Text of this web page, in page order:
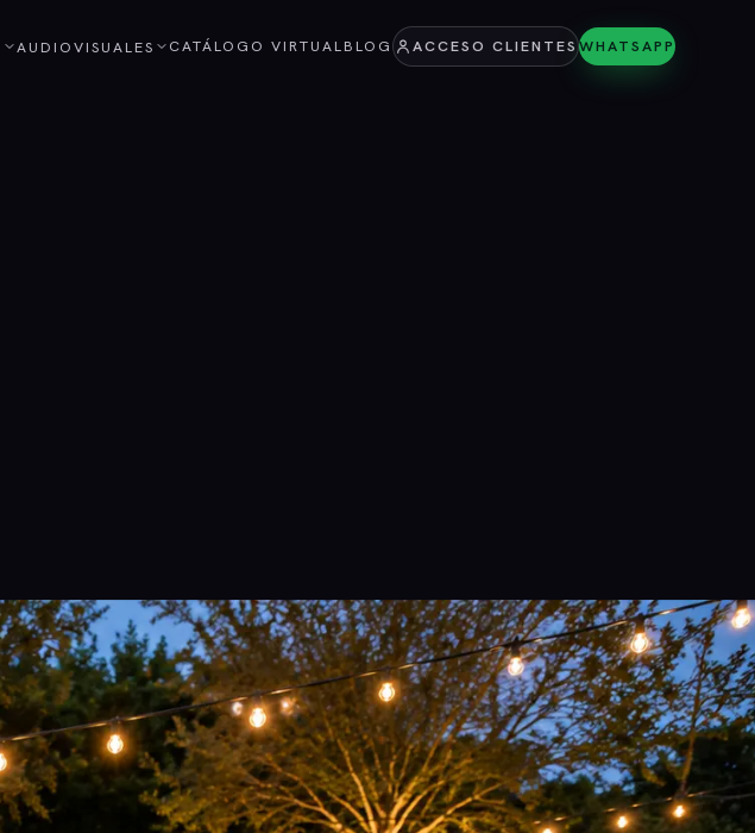
AUDIOVISUALES CATÁLOGO VIRTUALBLOG ACCESO CLIENTESWHATSAPP